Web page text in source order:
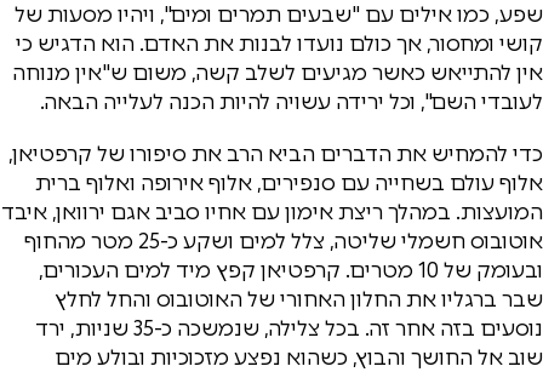
שפע, כמו אילים עם "שבעים תמרים ומים", ויהיו מסעות של
קושי ומחסור, אך כולם נועדו לבנות את האדם. הוא הדגיש כי
אין להתייאש כאשר מגיעים לשלב קשה, משום ש"אין מנוחה
לעובדי השם", וכל ירידה עשויה להיות הכנה לעלייה הבאה.
כדי להמחיש את הדברים הביא הרב את סיפורו של קרפטיאן,
אלוף עולם בשחייה עם סנפירים, אלוף אירופה ואלוף ברית
המועצות. במהלך ריצת אימון עם אחיו סביב אגם ירוואן, איבד
אוטובוס חשמלי שליטה, צלל למים ושקע כ-25 מטר מהחוף
ובעומק של 10 מטרים. קרפטיאן קפץ מיד למים העכורים,
שבר ברגליו את החלון האחורי של האוטובוס והחל לחלץ
נוסעים בזה אחר זה. בכל צלילה, שנמשכה כ-35 שניות, ירד
שוב אל החושך והבוץ, כשהוא נפצע מזכוכיות ובולע מים